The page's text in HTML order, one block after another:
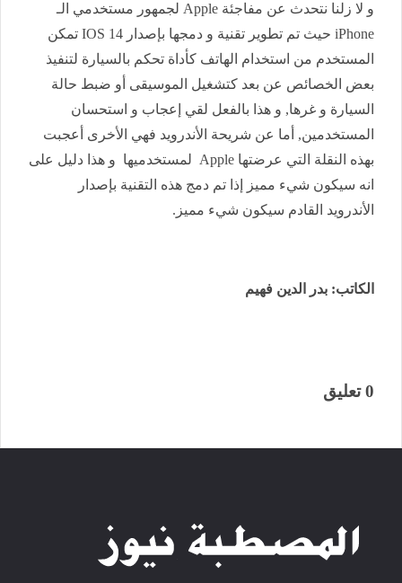
و لا زلنا نتحدث عن مفاجئة Apple لجمهور مستخدمي الـ
iPhone حيث تم تطوير تقنية و دمجها بإصدار IOS 14 تمكن
المستخدم من استخدام الهاتف كأداة تحكم بالسيارة لتنفيذ
بعض الخصائص عن بعد كتشغيل الموسيقى أو ضبط حالة
السيارة و غرها, و هذا بالفعل لقي إعجاب و استحسان
المستخدمين, أما عن شريحة الأندرويد فهي الأخرى أعجبت
بهذه النقلة التي عرضتها Apple لمستخدميها و هذا دليل على
انه سيكون شيء مميز إذا تم دمج هذه التقنية بإصدار
الأندرويد القادم سيكون شيء مميز.
الكاتب: بدر الدين فهيم
0 تعليق